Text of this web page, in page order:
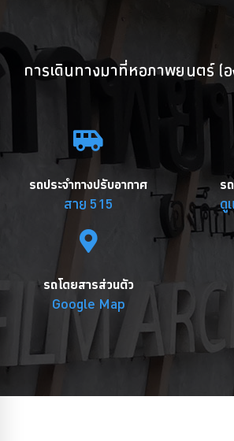
การเดินทางมาที่หอภาพยนตร์ (
รถประจำทางปรับอากาศ
สาย 515
ร
ดู
รถโดยสารส่วนตัว
Google Map